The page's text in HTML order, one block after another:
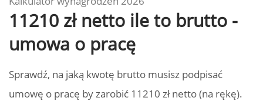
11210 zł netto ile to brutto -
umowa o pracę
Sprawdź, na jaką kwotę brutto musisz podpisać
umowę o pracę by zarobić 11210 zł netto (na rękę).